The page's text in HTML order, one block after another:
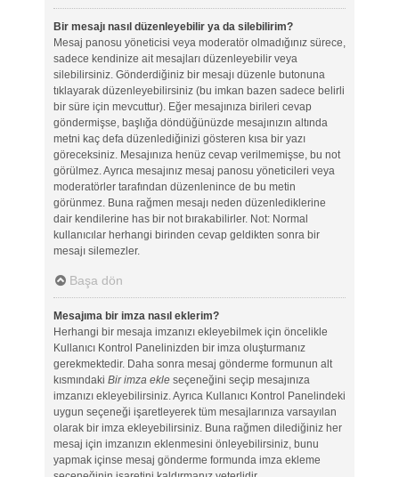
Bir mesajı nasıl düzenleyebilir ya da silebilirim?
Mesaj panosu yöneticisi veya moderatör olmadığınız sürece,
sadece kendinize ait mesajları düzenleyebilir veya
silebilirsiniz. Gönderdiğiniz bir mesajı düzenle butonuna
tıklayarak düzenleyebilirsiniz (bu imkan bazen sadece belirli
bir süre için mevcuttur). Eğer mesajınıza birileri cevap
göndermişse, başlığa döndüğünüzde mesajınızın altında
metni kaç defa düzenlediğinizi gösteren kısa bir yazı
göreceksiniz. Mesajınıza henüz cevap verilmemişse, bu not
görülmez. Ayrıca mesajınız mesaj panosu yöneticileri veya
moderatörler tarafından düzenlenince de bu metin
görünmez. Buna rağmen mesajı neden düzenlediklerine
dair kendilerine has bir not bırakabilirler. Not: Normal
kullanıcılar herhangi birinden cevap geldikten sonra bir
mesajı silemezler.
Başa dön
Mesajıma bir imza nasıl eklerim?
Herhangi bir mesaja imzanızı ekleyebilmek için öncelikle
Kullanıcı Kontrol Panelinizden bir imza oluşturmanız
gerekmektedir. Daha sonra mesaj gönderme formunun alt
kısmındaki Bir imza ekleseçeneğini seçip mesajınıza
imzanızı ekleyebilirsiniz. Ayrıca Kullanıcı Kontrol Panelindeki
uygun seçeneği işaretleyerek tüm mesajlarınıza varsayılan
olarak bir imza ekleyebilirsiniz. Buna rağmen dilediğiniz her
mesaj için imzanızın eklenmesini önleyebilirsiniz, bunu
yapmak içinse mesaj gönderme formunda imza ekleme